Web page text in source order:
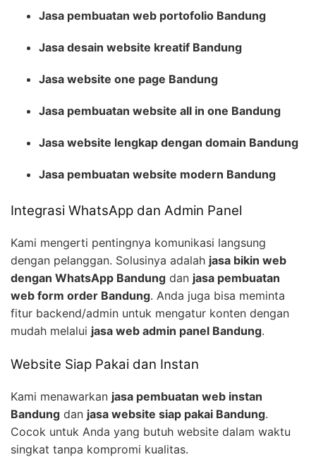
Jasa pembuatan web portofolio Bandung
Jasa desain website kreatif Bandung
Jasa website one page Bandung
Jasa pembuatan website all in one Bandung
Jasa website lengkap dengan domain Bandung
Jasa pembuatan website modern Bandung
Integrasi WhatsApp dan Admin Panel
Kami mengerti pentingnya komunikasi langsung
dengan pelanggan. Solusinya adalah jasa bikin web
dengan WhatsApp Bandung dan jasa pembuatan
web form order Bandung. Anda juga bisa meminta
fitur backend/admin untuk mengatur konten dengan
mudah melalui jasa web admin panel Bandung.
Website Siap Pakai dan Instan
Kami menawarkan jasa pembuatan web instan
Bandung dan jasa website siap pakai Bandung.
Cocok untuk Anda yang butuh website dalam waktu
singkat tanpa kompromi kualitas.